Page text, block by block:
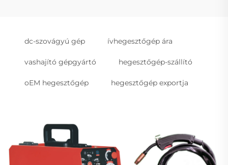
dc-szovágyú gép ívhegesztőgép ára
vashajító gépgyártó hegesztőgép-szállító
oEM hegesztőgép hegesztőgép exportja